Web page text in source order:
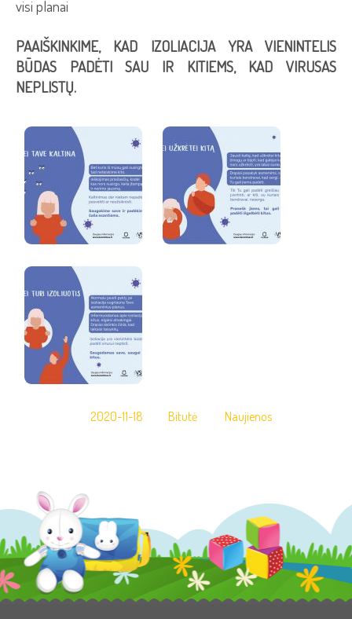
visi planai
PAAIŠKINKIME, KAD IZOLIACIJA YRA VIENINTELIS
BŪDAS PADĖTI SAU IR KITIEMS, KAD VIRUSAS
NEPLISTŲ.
2020-11-18 Bitutė Naujienos